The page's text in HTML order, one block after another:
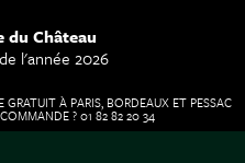
du Château
l'année 2026
À PARIS, BORDEAUX ET PESSAC
? 01 82 82 20 34